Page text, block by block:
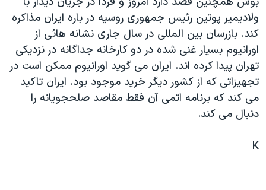
اسرائیل در جنگ
گالری عکس
آرشیو پخش زنده
ورزش زنان در ایران
اعتراضات زن، زندگی، آزادی
مجموعه مستندهای دادخواهی
تریبونال مردمی آبان ۹۸
دادگاه حمید نوری
زبانهای مختلف
ولاديمير پوتين رئيس جمهوری روسيه در باره ايران مذاکره
کند. بازرسان بين المللی در سال جاری نشانه هائی از
اورانيوم بسيار غنی شده در دو کارخانه جداگانه در نزديکی
تهران پيدا کرده اند. ايران می گويد اورانيوم ممکن است در
تجهيزاتی که از کشور ديگر خريد موجود بود. ايران تاکيد
می کند که برنامه اتمی آن فقط مقاصد صلحجويانه را
دنبال می کند.
K